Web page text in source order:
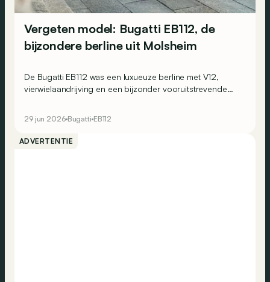
Vergeten model: Bugatti EB112, de
bijzondere berline uit Molsheim
De Bugatti EB112 was een luxueuze berline met V12,
vierwielaandrijving en een bijzonder vooruitstrevende
29 jun 2026 Bugatti EB112
ADVERTENTIE